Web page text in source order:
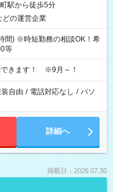
駅から徒歩5分
どの運営企業
間) ※時短勤務の相談OK！希
等
きます！ ※9月～！
装自由 / 電話対応なし / パソ
詳細へ
掲載日：2026.07.30